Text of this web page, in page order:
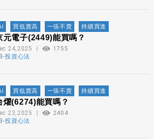
買低賣高 一張不賣 持續買進
元電子(2449)能買嗎？
24,2025
1755
投資心法
買低賣高 一張不賣 持續買進
燿(6274)能買嗎？
23,2025
2404
投資心法